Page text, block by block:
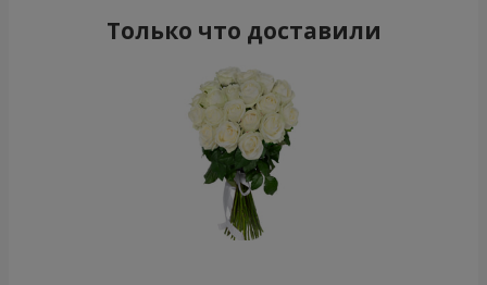
Только что доставили